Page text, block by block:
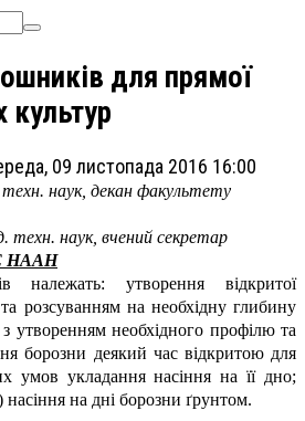
для прямої
культур
09 листопада 2016 16:00
наук, декан факультету
техн. наук, вчений секретар
НААН
належать: утворення відкритої
розсуванням на необхідну глибину
утворенням необхідного профілю та
борозни деякий час відкритою для
умов укладання насіння на її дно;
на дні борозни ґрунтом.